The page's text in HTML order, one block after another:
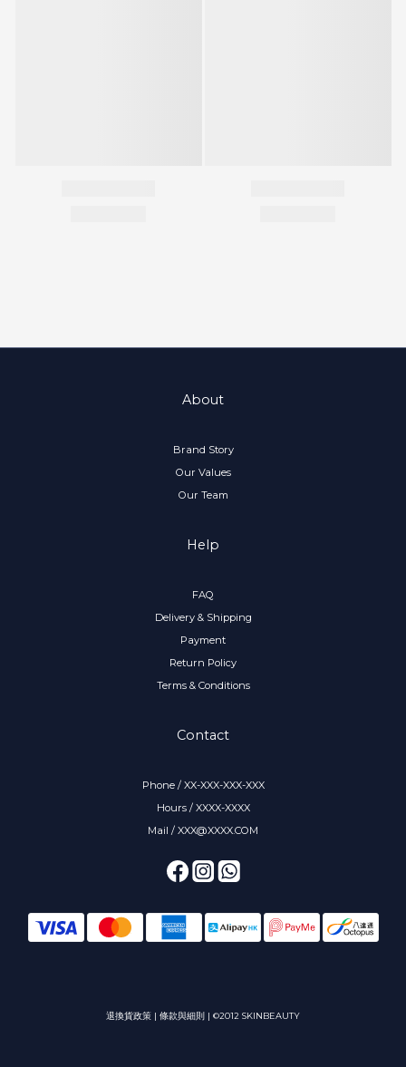
About
Brand Story
Our Values
Our Team
Help
FAQ
Delivery & Shipping
Payment
Return Policy
Terms & Conditions
Contact
Phone / XX-XXX-XXX-XXX
Hours / XXXX-XXXX
Mail / XXX@XXXX.COM
退換貨政策 | 條款與細則 | ©2012 SKINBEAUTY